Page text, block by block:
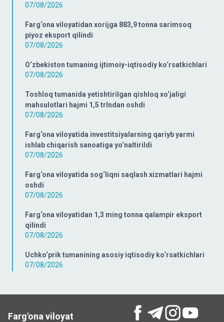
07/08/2026
Farg‘ona viloyatidan xorijga 883,9 tonna sarimsoq
piyoz eksport qilindi
07/08/2026
O‘zbekiston tumaning ijtimoiy-iqtisodiy ko‘rsatkichlari
07/08/2026
Toshloq tumanida yetishtirilgan qishloq xo‘jaligi
mahsulotlari hajmi 1,5 trlndan oshdi
07/08/2026
Farg‘ona viloyatida investitsiyalarning qariyb yarmi
ishlab chiqarish sanoatiga yo‘naltirildi
07/08/2026
Farg‘ona viloyatida sog‘liqni saqlash xizmatlari hajmi
oshdi
07/08/2026
Farg‘ona viloyatidan 1,3 ming tonna qalampir eksport
qilindi
07/08/2026
Uchko‘prik tumanining asosiy iqtisodiy ko‘rsatkichlari
07/08/2026
Farg'ona viloyat